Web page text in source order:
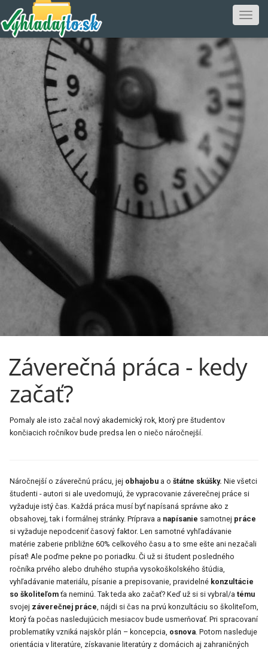
Záverečná práca - kedy
začať?
Pomaly ale isto začal nový akademický rok, ktorý pre študentov
končiacich ročníkov bude predsa len o niečo náročnejší.
Náročnejší o záverečnú prácu, jej obhajobu a o štátne skúšky. Nie všetci
študenti - autori si ale uvedomujú, že vypracovanie záverečnej práce si
vyžaduje istý čas. Každá práca musí byť napísaná správne ako z
obsahovej, tak i formálnej stránky. Príprava a napísanie samotnej práce
si vyžaduje nepodceniť časový faktor. Len samotné vyhľadávanie
matérie zaberie približne 60% celkového času a to sme ešte ani nezačali
písať! Ale poďme pekne po poriadku. Či už si študent posledného
ročníka prvého alebo druhého stupňa vysokoškolského štúdia,
vyhľadávanie materiálu, písanie a prepisovanie, pravidelné konzultácie
so školiteľom ťa neminú. Tak teda ako začať? Keď už si si vybral/a tému
svojej záverečnej práce, nájdi si čas na prvú konzultáciu so školiteľom,
ktorý ťa počas nasledujúcich mesiacov bude usmerňovať. Pri spracovaní
problematiky vzniká najskôr plán – koncepcia, osnova. Potom nasleduje
orientácia v literatúre, získavanie literatúry z domácich aj zahraničných